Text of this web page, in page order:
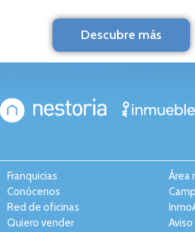
Descubre más
Franquicias
Conócenos
Red de oficinas
Quiero vender
Área